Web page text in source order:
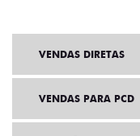
VENDAS DIRETAS
VENDAS PARA PCD